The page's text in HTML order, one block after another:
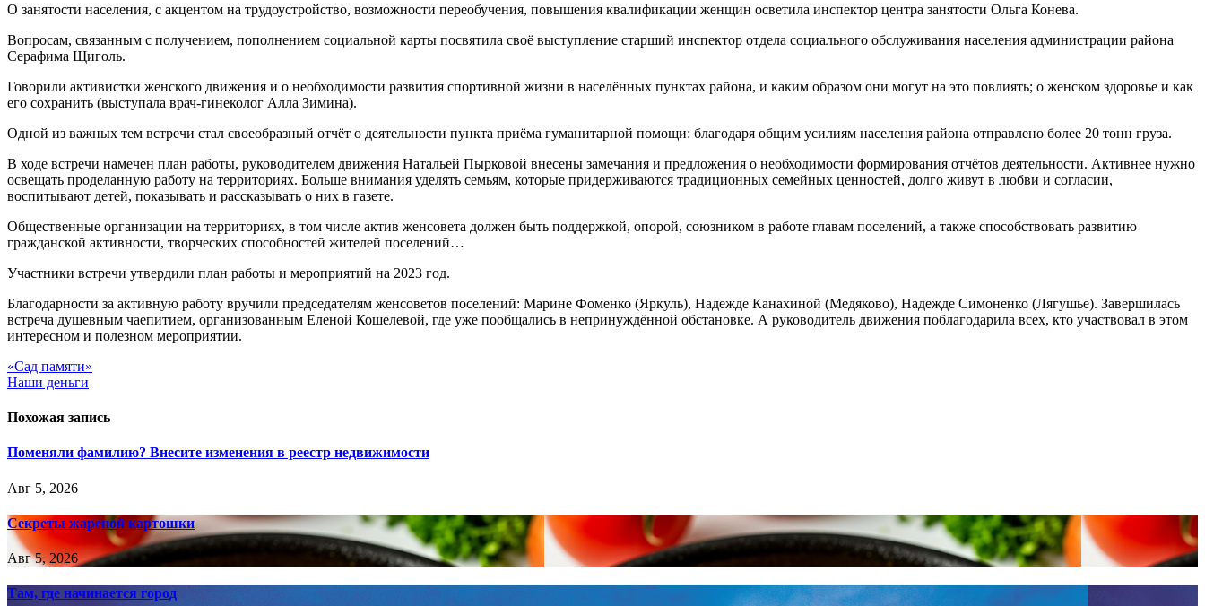
О занятости населения, с акцентом на трудоустройство, возможности переобучения, повышения квалификации женщин осветила инспектор центра занятости Ольга Конева.
Вопросам, связанным с получением, пополнением социальной карты посвятила своё выступление старший инспектор отдела социального обслуживания населения администрации района
Серафима Щиголь.
Говорили активистки женского движения и о необходимости развития спортивной жизни в населённых пунктах района, и каким образом они могут на это повлиять; о женском здоровье и как
его сохранить (выступала врач-гинеколог Алла Зимина).
Одной из важных тем встречи стал своеобразный отчёт о деятельности пункта приёма гуманитарной помощи: благодаря общим усилиям населения района отправлено более 20 тонн груза.
В ходе встречи намечен план работы, руководителем движения Натальей Пырковой внесены замечания и предложения о необходимости формирования отчётов деятельности. Активнее нужно
освещать проделанную работу на территориях. Больше внимания уделять семьям, которые придерживаются традиционных семейных ценностей, долго живут в любви и согласии,
воспитывают детей, показывать и рассказывать о них в газете.
Общественные организации на территориях, в том числе актив женсовета должен быть поддержкой, опорой, союзником в работе главам поселений, а также способствовать развитию
гражданской активности, творческих способностей жителей поселений…
Участники встречи утвердили план работы и мероприятий на 2023 год.
Благодарности за активную работу вручили председателям женсоветов поселений: Марине Фоменко (Яркуль), Надежде Канахиной (Медяково), Надежде Симоненко (Лягушье). Завершилась
встреча душевным чаепитием, организованным Еленой Кошелевой, где уже пообщались в непринуждённой обстановке. А руководитель движения поблагодарила всех, кто участвовал в этом
интересном и полезном мероприятии.
Навигация
по
записям
«Сад памяти»
Наши деньги
Похожая запись
Поменяли фамилию? Внесите изменения в реестр недвижимости
Авг 5, 2026
Секреты жареной картошки
Авг 5, 2026
Там, где начинается город